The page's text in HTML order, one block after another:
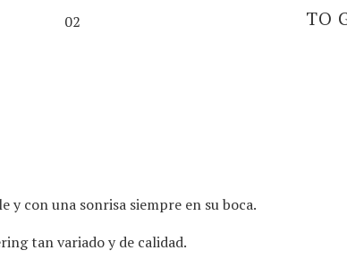
02 TO
con una sonrisa siempre en su boca.
tan variado y de calidad.